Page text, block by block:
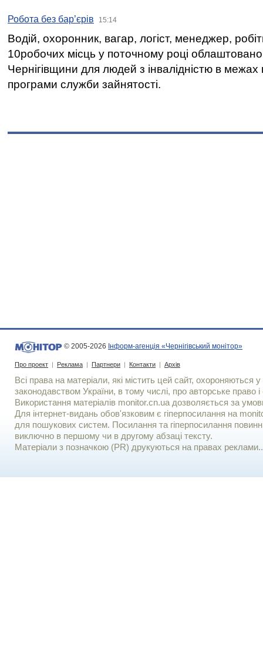
Робота без бар’єрів 15:14
Водій, охоронник, вагар, логіст, менеджер,
10робочих місць у поточному році
Чернігівщини для людей з інвалідністю в межах
програми служби зайнятості.
© 2005-2026 Інформ-агенція «Чернігівський монітор»
Про проект | Реклама | Партнери | Контакти | Архів
Всі права на матеріали, які містить цей сайт, охороняються у
законодавством України, в тому числі, про авторське право і
Використання матерiалiв monitor.cn.ua дозволяється за
Для iнтернет-видань обов'язковим є гiперпосилання на
для пошукових систем. Посилання та гіперпосилання
виключно в першому чи в другому абзаці тексту.
Матеріали з позначкою (PR) друкуються на правах реклами..